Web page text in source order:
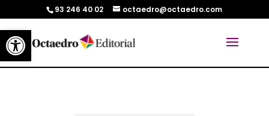
Abrir barra de herramientas
93 246 40 02 octaedro@octaedro.com